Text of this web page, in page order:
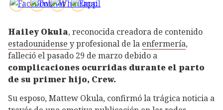
Hailey Okula, reconocida creadora de contenido
estadounidense y profesional de la enfermería,
falleció el pasado 29 de marzo debido a
complicaciones ocurridas durante el parto
de su primer hijo, Crew.
Su esposo, Mattew Okula, confirmó la trágica noticia a